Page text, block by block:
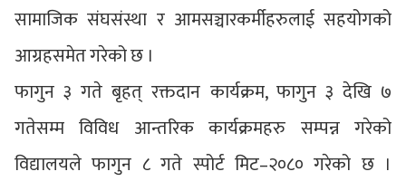
सामाजिक संघसंस्था र आमसञ्चारकर्मीहरुलाई सहयोगको
आग्रहसमेत गरेको छ ।
फागुन ३ गते बृहत् रक्तदान कार्यक्रम, फागुन ३ देखि ७
गतेसम्म विविध आन्तरिक कार्यक्रमहरु सम्पन्न गरेको
विद्यालयले फागुन ८ गते स्पोर्ट मिट–२०८० गरेको छ ।